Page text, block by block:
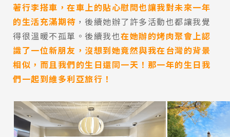
熱門搜尋：
護理 加拿大RO 任意門 遊學團
教育學區
Pathway
著行李搭車，在車上的貼心慰問也讓我對未來一年
的生活充滿期待 ，後續她辦了許多活動也都讓我覺
得很溫暖不孤單。後續我也在她辦的烤肉聚會上認
識了一位新朋友，沒想到她竟然與我在台灣的背景
相似，而且我們的生日還同一天！那一年的生日我
們一起到維多利亞旅行！